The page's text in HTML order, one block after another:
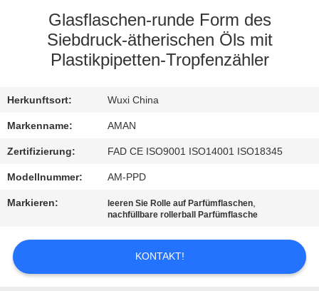
ÜBER
QUALITÄTSKONTROLLE
KONTAKT
MIT
NACHRICHT
Glasflaschen-runde Form des
Siebdruck-ätherischen Öls mit
Plastikpipetten-Tropfenzähler
Herkunftsort: Wuxi China
Markenname: AMAN
Zertifizierung: FAD CE ISO9001 ISO14001 ISO18345
Modellnummer: AM-PPD
Markieren: leeren Sie Rolle auf Parfümflaschen,
nachfüllbare rollerball Parfümflasche
KONTAKT!